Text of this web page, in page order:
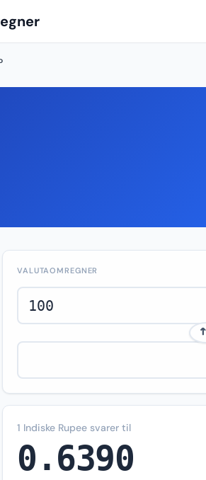
VALUTAOMREGNER
1 Indiske Rupee svarer til
0.6390